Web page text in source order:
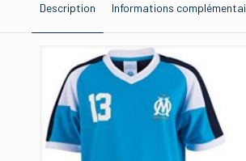
Description Informations